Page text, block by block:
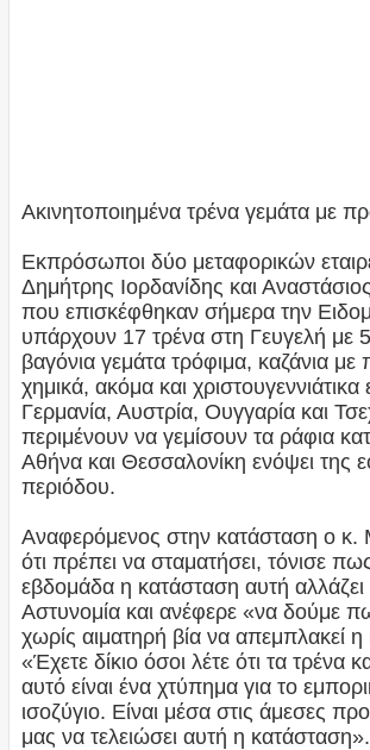
Ακινητοποιημένα τρένα γεμάτα με
Εκπρόσωποι δύο μεταφορικών
Δημήτρης Ιορδανίδης και
που επισκέφθηκαν σήμερα την
υπάρχουν 17 τρένα στη Γευγελή με
βαγόνια γεμάτα τρόφιμα, καζάνια με
χημικά, ακόμα και χριστουγεννιάτικα
Γερμανία, Αυστρία, Ουγγαρία και
περιμένουν να γεμίσουν τα ράφια
Αθήνα και Θεσσαλονίκη ενόψει της
περιόδου.
Αναφερόμενος στην κατάσταση ο κ.
ότι πρέπει να σταματήσει, τόνισε
εβδομάδα η κατάσταση αυτή αλλάζει
Αστυνομία και ανέφερε «να δούμε
χωρίς αιματηρή βία να απεμπλακεί
«Έχετε δίκιο όσοι λέτε ότι τα τρένα
αυτό είναι ένα χτύπημα για το
ισοζύγιο. Είναι μέσα στις άμεσες
μας να τελειώσει αυτή η κατάσταση».